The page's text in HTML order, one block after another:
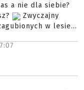
a nie dla siebie?
Zwyczajny
w lesie...